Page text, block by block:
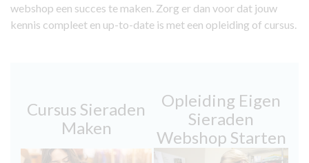
webshop een succes te maken. Zorg er dan voor dat jouw
kennis compleet en up-to-date is met een opleiding of cursus.
Cursus Sieraden
Maken
Opleiding Eigen
Sieraden
Webshop Starten